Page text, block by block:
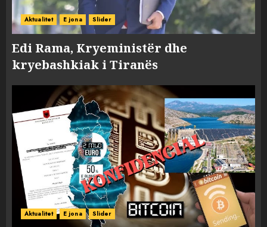
Aktualitet E jona Slider
Edi Rama, Kryeministër dhe
kryebashkiak i Tiranës
Aktualitet E jona Slider